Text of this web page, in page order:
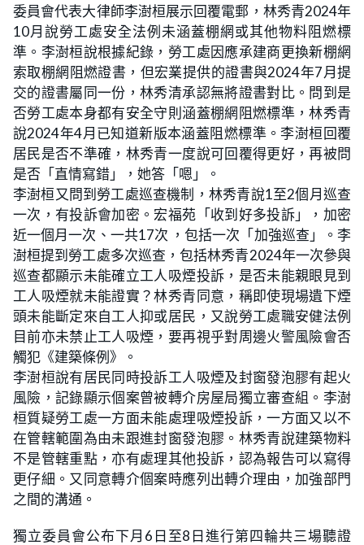
委員會代表大律師李澍桓展示回覆電郵，林秀青2024年
10月說勞工處安全法例未涵蓋棚網或其他物料阻燃標
準。李澍桓說根據紀錄，勞工處因應承建商更換新棚網
索取棚網阻燃證書，但宏業提供的證書與2024年7月提
交的證書屬同一份，林秀清承認無將證書對比。問到是
否勞工處本身都有安全守則涵蓋棚網阻燃標準，林秀青
說2024年4月已知道新版本涵蓋阻燃標準。李澍桓回覆
居民是否不準確，林秀青一度說可回覆得更好，再被問
是否「直情寫錯」，她答「嗯」。
李澍桓又問到勞工處巡查機制，林秀青說1至2個月巡查
一次，有投訴會加密。宏福苑「收到好多投訴」，加密
近一個月一次、一共17次 ，包括一次「加強巡查」。李
澍桓提到勞工處多次巡查，包括林秀青2024年一次參與
巡查都顯示未能確立工人吸煙投訴，是否未能親眼見到
工人吸煙就未能證實？林秀青同意，稱即使現場遺下煙
頭未能斷定來自工人抑或居民，又說勞工處職安健法例
目前亦未禁止工人吸煙，要再視乎對周邊火警風險會否
觸犯《建築條例》。
李澍桓說有居民同時投訴工人吸煙及封窗發泡膠有起火
風險，記錄顯示個案曾被轉介房屋局獨立審查組。李澍
桓質疑勞工處一方面未能處理吸煙投訴，一方面又以不
在管轄範圍為由未跟進封窗發泡膠。林秀青說建築物料
不是管轄重點，亦有處理其他投訴，認為報告可以寫得
更仔細。又同意轉介個案時應列出轉介理由，加強部門
之間的溝通。
獨立委員會公布下月6日至8日進行第四輪共三場聽證